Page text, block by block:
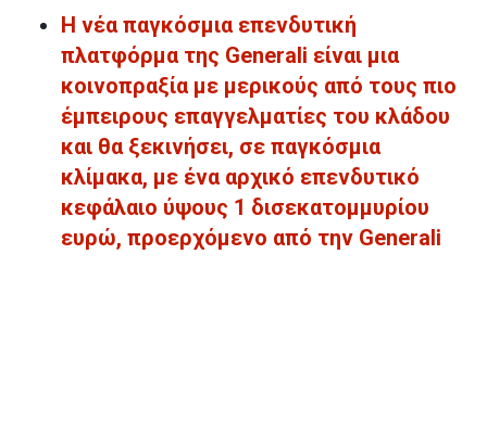
Η νέα παγκόσμια επενδυτική
πλατφόρμα της Generali είναι μια
κοινοπραξία με μερικούς από τους πιο
έμπειρους επαγγελματίες του κλάδου
και θα ξεκινήσει, σε παγκόσμια
κλίμακα, με ένα αρχικό επενδυτικό
κεφάλαιο ύψους 1 δισεκατομμυρίου
ευρώ, προερχόμενο από την Generali